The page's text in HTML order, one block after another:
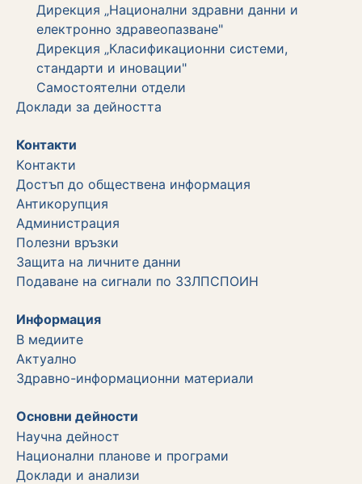
Дирекция „Национални здравни данни и
електронно здравеопазване"
Дирекция „Класификационни системи,
стандарти и иновации"
Самостоятелни отдели
Дoклади за дейността
Контакти
Kонтакти
Достъп до обществена информация
Aнтикорупция
Администрация
Полезни връзки
Защита на личните данни
Подаване на сигнали по ЗЗЛПСПОИН
Информация
В медиите
Актуално
Здравно-информационни материали
Основни дейности
Научна дейност
Национални планове и програми
Доклади и анализи